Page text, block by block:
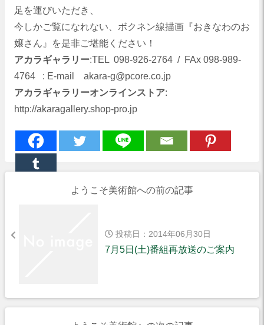
足を運びいただき、
今しかご覧になれない、ボクネン線描画『おきなわのお
嬢さん』を是非ご堪能ください！
アカラギャラリー:TEL 098-926-2764 / FAx 098-989-
4764 : E-mail akara-g@pcore.co.jp
アカラギャラリーオンラインストア:
http://akaragallery.shop-pro.jp
ようこそ美術館への前の記事
投稿日：2014年06月30日
7月5日(土)番組再放送のご案内